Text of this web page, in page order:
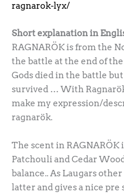
ragnarok-lyx/
Short explanation in
RAGNARÖK is from the
the battle at the end of
Gods died in the battle
survived … With
make my expression/
ragnarök.
The scent in RAGNARÖK
Patchouli and Cedar
balance.. As Laugars
latter and gives a nice